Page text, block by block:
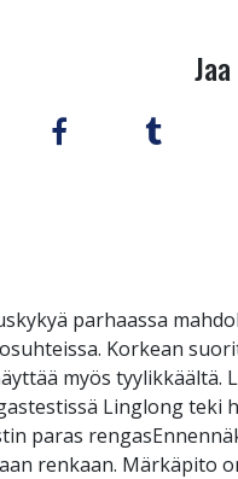
Jaa
parhaassa
Korkean
myös tyylikkäältä.
Linglong teki
paras
renkaan. Märkäpito